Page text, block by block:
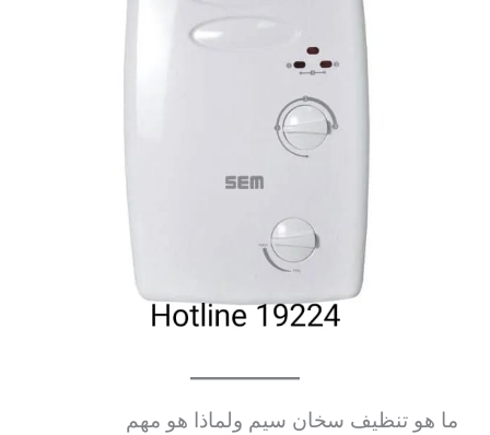
ما هو تنظيف سخان سيم ولماذا هو مهم